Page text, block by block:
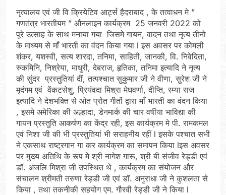
नृत्यालय एवं जी वि क्रियेटिव आर्ट्स हैदराबाद , के तत्वाधन मे ”
गणतंत्र भारतीयम ” औनलाइन कार्यक्रम 25 जनवरी 2022 को
पूरे उत्साह के साथ मनाया गया जिसमे गायन, वादन तथा नृत्य तीनो
के माध्यम से माँ भारती का वंदन किया गया l इस अवसर पर कोमली
शंकर, यशस्वी, सत्य शारदा, तनिमा, साहिती, जानकी, वि. निवेदिता,
रुकमिनि, निश्रेया, माधुरी, देबराज, हृतिका, तनिमा इत्यादि ने नृत्य
की सुंदर प्रस्तुतियां दीं, तत्पश्चात सुकुमार जी ने वीणा, सुरेश जी ने
मृदंगम एवं वेंकटसेशु, प्रियंवदा मिश्रा मेघवर्णा, दीप्ति, रम्या राज
इत्यादि ने देशभक्ति से ओत प्रोत गीतों द्वारा माँ भारती का वंदन किया
, इसमे अमेरिका की अल्हादा, डेनमार्क की चार वर्षीया भाविद्या की
गायन प्रस्तुति आकर्षण का केंद्र रही, इस कार्यक्रम मे पी. रामकमल
एवं निशा जी की भी प्रस्तुतियां भी सराहनीय रहीं l इसके पश्चात सभी
ने एकसाथ राष्ट्रगान गा कर कार्यक्रम का समापन किया lइस अवसर
पर मुख्य अतिथि के रूप मे श्री नागेश गारू, श्री बी संजीव रेड्डी एवं
डॉ. अंजलि मिश्रा जी उपस्थित थे , कार्यक्रम का संयोजन और
संचालन श्रीमती तरुणा रेड्डी जी एवं डॉ. अनुराधा जी ने कुशलता से
किया , तथा तकनीकी सहयोग एम. गौरवी रेड्डी जी ने किया l